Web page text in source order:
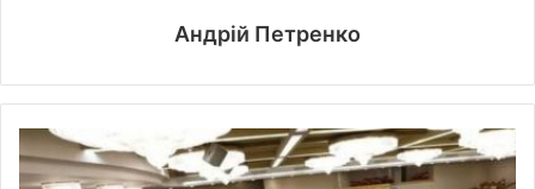
Андрій Петренко